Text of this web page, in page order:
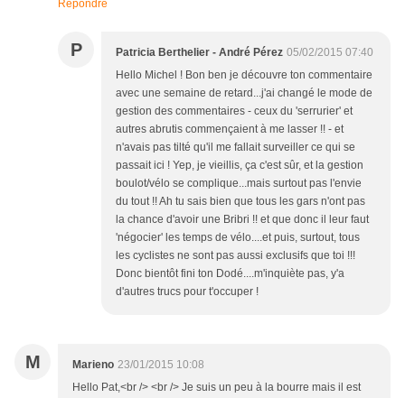
Répondre
P Patricia Berthelier - André Pérez 05/02/2015 07:40
Hello Michel ! Bon ben je découvre ton commentaire
avec une semaine de retard...j'ai changé le mode de
gestion des commentaires - ceux du 'serrurier' et
autres abrutis commençaient à me lasser !! - et
n'avais pas tilté qu'il me fallait surveiller ce qui se
passait ici ! Yep, je vieillis, ça c'est sûr, et la gestion
boulot/vélo se complique...mais surtout pas l'envie
du tout !! Ah tu sais bien que tous les gars n'ont pas
la chance d'avoir une Bribri !! et que donc il leur faut
'négocier' les temps de vélo....et puis, surtout, tous
les cyclistes ne sont pas aussi exclusifs que toi !!!
Donc bientôt fini ton Dodé....m'inquiète pas, y'a
d'autres trucs pour t'occuper !
M Marieno 23/01/2015 10:08
Hello Pat,<br /> <br /> Je suis un peu à la bourre mais il est